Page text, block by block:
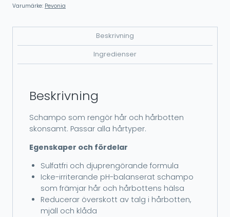
Varumärke: Pevonia
Beskrivning
Ingredienser
Beskrivning
Schampo som rengör hår och hårbotten
skonsamt. Passar alla hårtyper.
Egenskaper och fördelar
Sulfatfri och djuprengörande formula
Icke-irriterande pH-balanserat schampo
som främjar hår och hårbottens hälsa
Reducerar överskott av talg i hårbotten,
mjäll och klåda